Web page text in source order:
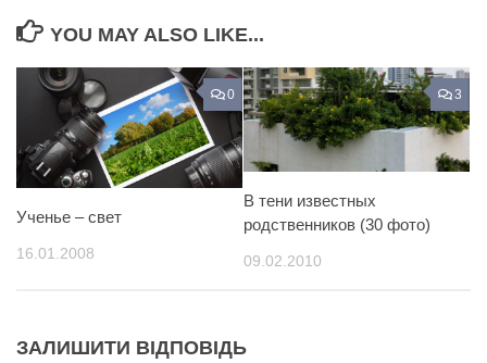
YOU MAY ALSO LIKE...
0
Ученье – свет
16.01.2008
3
В тени известных
родственников (30 фото)
09.02.2010
ЗАЛИШИТИ ВІДПОВІДЬ